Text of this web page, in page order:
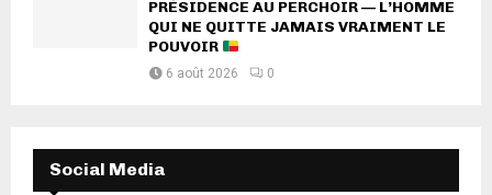
PRÉSIDENCE AU PERCHOIR — L’HOMME
QUI NE QUITTE JAMAIS VRAIMENT LE
POUVOIR
6 août 2026 0
Social Media